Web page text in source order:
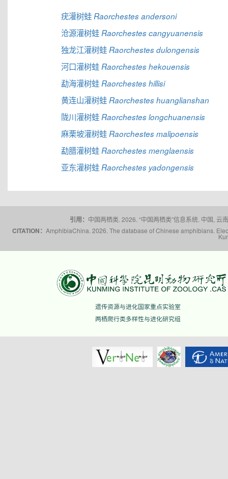
疣灌树蛙 Raorchestes andersoni
沧源灌树蛙 Raorchestes cangyuanensis
独龙江灌树蛙 Raorchestes dulongensis
河口灌树蛙 Raorchestes hekouensis
勐海灌树蛙 Raorchestes hillisi
黄连山灌树蛙 Raorchestes huanglianshan
陇川灌树蛙 Raorchestes longchuanensis
麻栗坡灌树蛙 Raorchestes malipoensis
勐腊灌树蛙 Raorchestes menglaensis
亚东灌树蛙 Raorchestes yadongensis
引用： 中国两栖类. 2026. “中国两栖类”信息系统. 中国,
CITATION： AmphibiaChina. 2026. The database of Chinese amphibians.
遗传资源与进化国家重点实验室
两栖爬行类多样性与进化研究组